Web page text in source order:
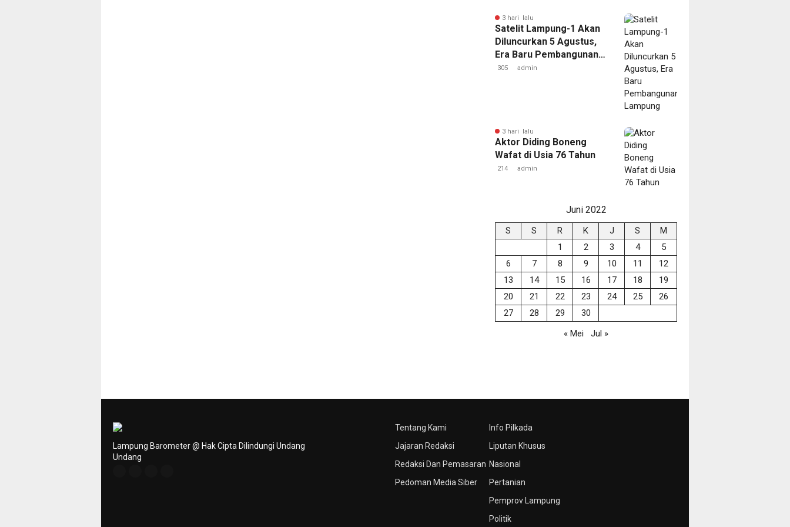
3 hari lalu
Satelit Lampung-1 Akan
Diluncurkan 5 Agustus,
Era Baru Pembangunan
Lampung
305 admin
3 hari lalu
Aktor Diding Boneng
Wafat di Usia 76 Tahun
214 admin
Juni 2022
S S R K J S
M
1
2 3 4
5
6
7 8 9 10 11
12
13
14 15 16 17 18
19
20
21 22 23 24 25
26
27
28 29
30
« Mei
Jul »
Tentang Kami
Jajaran Redaksi
Redaksi Dan Pemasaran
Pedoman Media Siber
Info Pilkada
Liputan Khusus
Nasional
Pertanian
Pemprov Lampung
Politik
Lampung Barometer @ Hak Cipta Dilindungi Undang
Undang